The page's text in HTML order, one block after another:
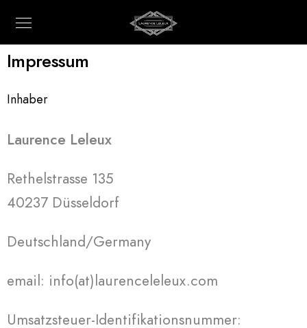
Impressum
Inhaber
Laurence Leleux
Rethelstrasse 135
40237 Düsseldorf
Deutschland/Germany
email: info(at)laurenceleleux.com
Umsatzsteuer-Identifikationsnummer: